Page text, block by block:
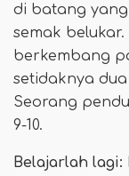
di batang
semak
berkembang
setidaknya
Seorang
9-10.
Belajarlah lagi: